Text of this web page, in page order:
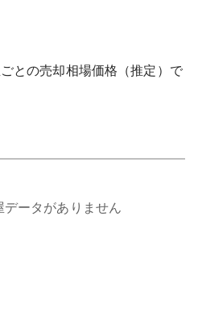
との売却相場価格（推定）で
データがありません